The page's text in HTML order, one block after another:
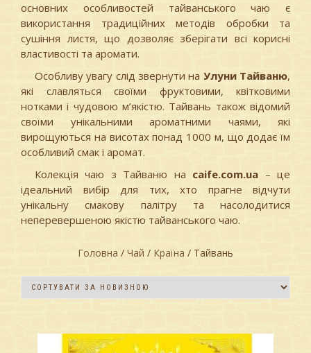
основних особливостей тайванського чаю є
використання традиційних методів обробки та
сушіння листя, що дозволяє зберігати всі корисні
властивості та аромати.
Особливу увагу слід звернути на Улуни Тайваню,
які славляться своїми фруктовими, квітковими
нотками і чудовою м’якістю. Тайвань також відомий
своїми унікальними ароматними чаями, які
вирощуються на висотах понад 1000 м, що додає їм
особливий смак і аромат.
Колекція чаю з Тайваню на caife.com.ua – це
ідеальний вибір для тих, хто прагне відчути
унікальну смакову палітру та насолодитися
неперевершеною якістю тайванського чаю.
Головна / Чай / Країна / Тайвань